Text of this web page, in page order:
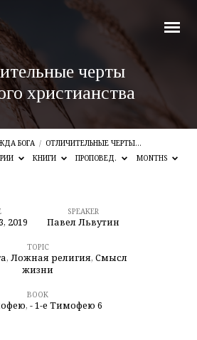
черты
христианства
БОГА / ОТЛИЧИТЕЛЬНЫЕ ЧЕРТЫ…
КНИГИ ПРОПОВЕД. MONTHS
2019
SPEAKER
Павел Львутин
TOPIC
, Ложная религия, Смысл
жизни
BOOK
, - 1-е Тимофею 6